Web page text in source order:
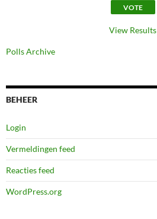
View Results
Polls Archive
BEHEER
Login
Vermeldingen feed
Reacties feed
WordPress.org